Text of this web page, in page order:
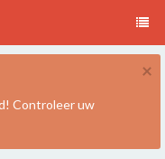
×
Controleer uw